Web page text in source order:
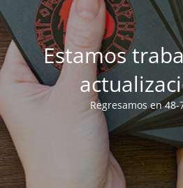
Estamos
Regresamos en 48-